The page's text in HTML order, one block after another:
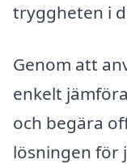
tryggheten i
Genom att
enkelt
och begära
lösningen för